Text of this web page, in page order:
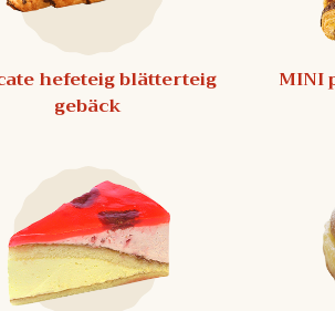
hefeteig blätterteig
gebäck
MINI